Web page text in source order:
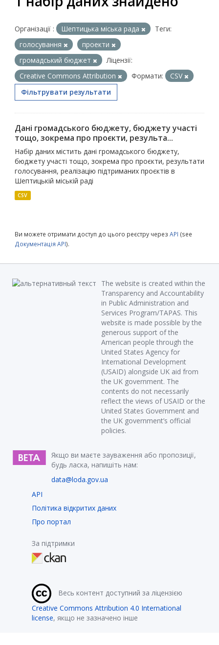
Організації : Шептицька міська рада
Теги:
голосування
проекти
громадський бюджет
Ліцензії:
Creative Commons Attribution
Формати:
CSV
Фільтрувати результати
Дані громадського бюджету, бюджету участі
тощо, зокрема про проєкти, результа...
Набір даних містить дані громадського бюджету,
бюджету участі тощо, зокрема про проєкти, результати
голосування, реалізацію підтриманих проєктів в
Шептицькій міській раді
CSV
Ви можете отримати доступ до цього реєстру через API (see
Документація API).
The website is created within the
Transparency and Accountability
in Public Administration and
Services Program/TAPAS. This
website is made possible by the
generous support of the
American people through the
United States Agency for
International Development
(USAID) alongside UK aid from
the UK government. The
contents do not necessarily
reflect the views of USAID or the
United States Government and
the UK government’s official
policies.
Якщо ви маєте зауваження або пропозиції,
будь ласка, напишіть нам:
data@loda.gov.ua
API
Політика відкритих даних
Про портал
За підтримки
Весь контент доступний за ліцензією
Creative Commons Attribution 4.0 International
license, якщо не зазначено інше